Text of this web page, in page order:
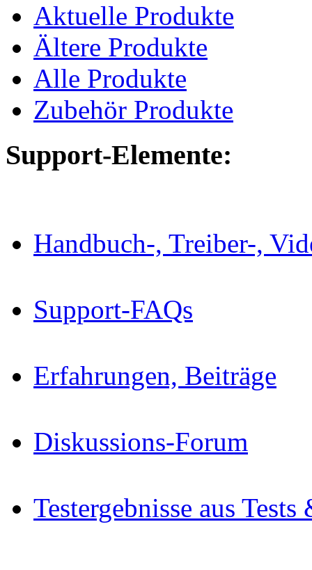
Aktuelle Produkte
Ältere Produkte
Alle Produkte
Zubehör Produkte
Support-Elemente:
Handbuch-, Treiber-,
Support-FAQs
Erfahrungen, Beiträge
Diskussions-Forum
Testergebnisse aus